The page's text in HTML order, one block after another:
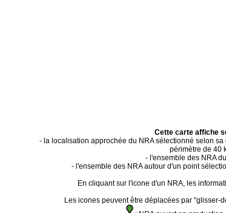
Cette carte affiche
- la localisation approchée du NRA sélectionné selon
périmètre de 40
- l'ensemble des NRA
- l'ensemble des NRA autour d'un point
En cliquant sur l'icone d'un NRA, les
Les icones peuvent être déplacées par "glisser-